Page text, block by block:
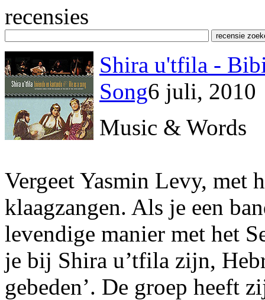
recensies
Shira u'tfila -
Song6 juli, 2010
Music & Words
Vergeet Yasmin Levy, met
klaagzangen. Als je een
levendige manier met het
je bij Shira u’tfila zijn,
gebeden’. De groep heeft